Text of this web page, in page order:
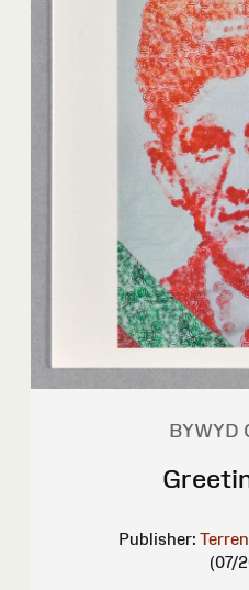
BYWYD
Publisher:
(07/